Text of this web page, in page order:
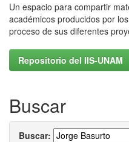
Un espacio para compartir
académicos producidos por
proceso de sus diferentes
Repositorio del IIS-UNAM
Buscar
Buscar: